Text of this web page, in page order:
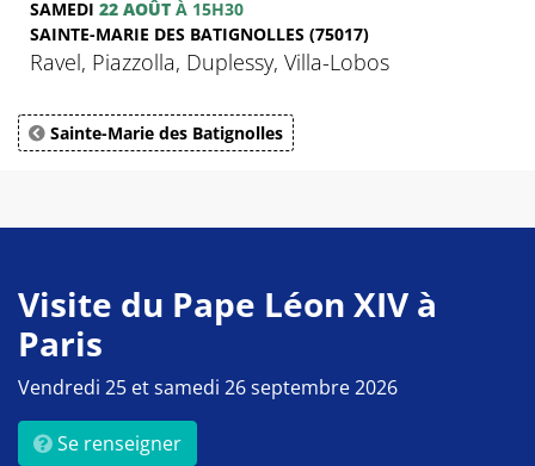
SAMEDI 22 AOÛT À 15H30
SAINTE-MARIE DES BATIGNOLLES (75017)
Ravel, Piazzolla, Duplessy, Villa-Lobos
Sainte-Marie des Batignolles
Visite du Pape Léon XIV à
Paris
Vendredi 25 et samedi 26 septembre 2026
Se renseigner